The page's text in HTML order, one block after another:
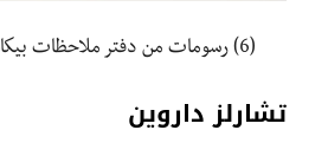
(6) رسومات من دفتر ملاحظات بيكاسو (
تشارلز داروين